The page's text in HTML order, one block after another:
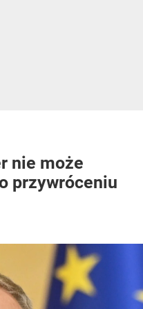
nie może
przywróceniu